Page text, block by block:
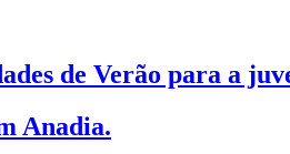
de Verão para a
Anadia.